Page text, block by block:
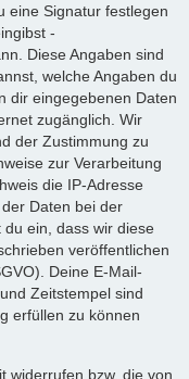
eine Signatur festlegen
-
Diese Angaben sind
welche Angaben du
dir eingegebenen Daten
zugänglich. Wir
der Zustimmung zu
zur Verarbeitung
die IP-Adresse
Daten bei der
ein, dass wir diese
veröffentlichen
Deine E-Mail-
Zeitstempel sind
erfüllen zu können
widerrufen bzw. die von